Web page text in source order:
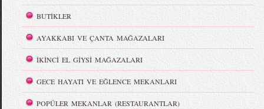
BUTİKLER
AYAKKABI VE ÇANTA MAĞAZALARI
İKİNCİ EL GİYSİ MAĞAZALARI
GECE HAYATI VE EĞLENCE MEKANLARI
POPÜLER MEKANLAR (RESTAURANTLAR)